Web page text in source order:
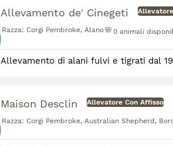
Allevamento de' Cinegeti
Razza: Corgi Pembroke, Alano 0 animali
Allevamento di alani fulvi e tigrati dal
Maison Desclin Allevatore Con Affisso
Razza: Corgi Pembroke, Australian Shepherd,